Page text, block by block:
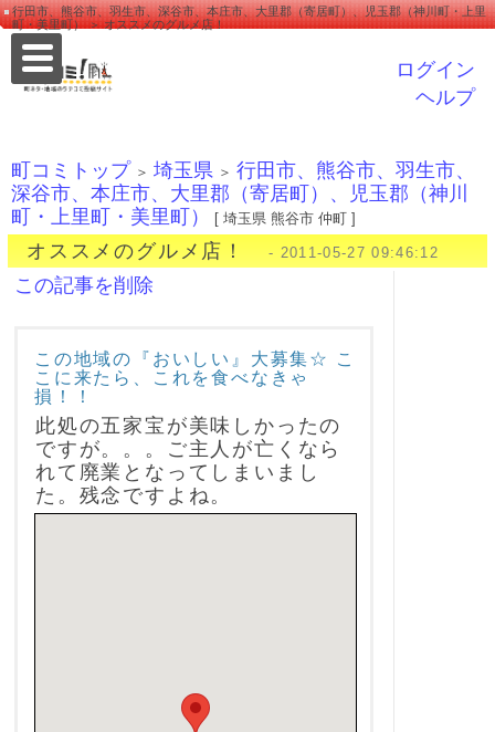
行田市、熊谷市、羽生市、深谷市、本庄市、大里郡（寄居町）、児玉郡（神川町・上里
町・美里町） ＞ オススメのグルメ店！
ログイン
ヘルプ
町コミトップ ＞ 埼玉県 ＞ 行田市、熊谷市、羽生市、
深谷市、本庄市、大里郡（寄居町）、児玉郡（神川
町・上里町・美里町）
[ 埼玉県 熊谷市 仲町 ]
オススメのグルメ店！ - 2011-05-27 09:46:12
この記事を削除
この地域の『おいしい』大募集☆ こ
こに来たら、これを食べなきゃ
損！！
此処の五家宝が美味しかったの
ですが。。。ご主人が亡くなら
れて廃業となってしまいまし
た。残念ですよね。